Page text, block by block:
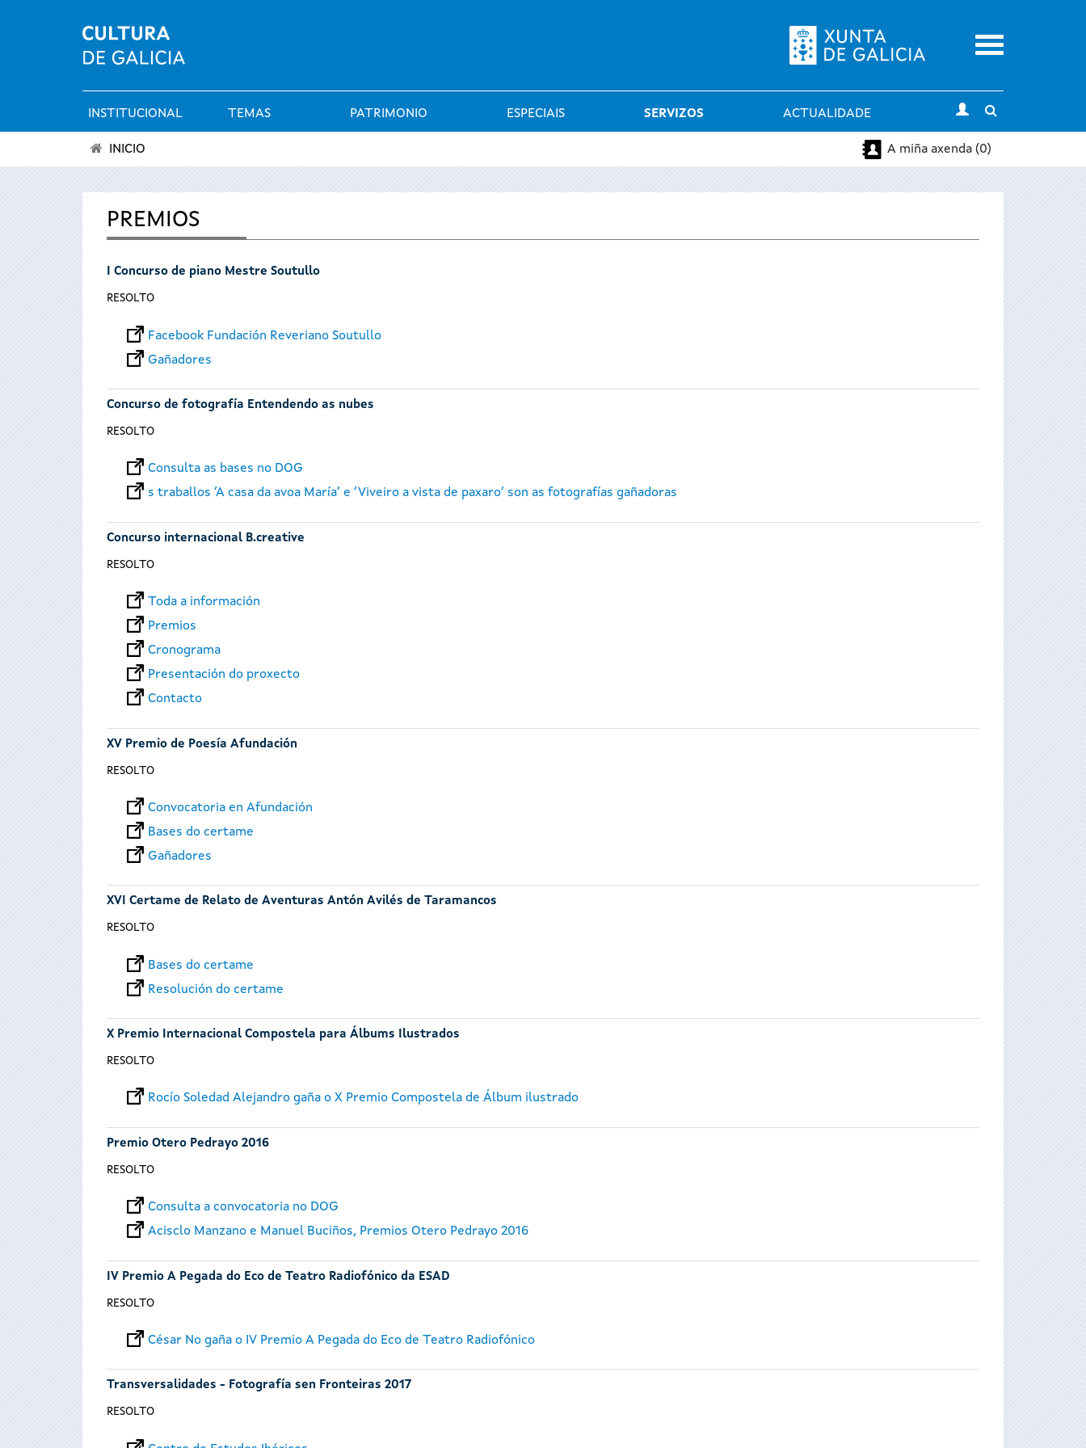
Menu
Menú
principal
INSTITUCIONAL TEMAS PATRIMONIO ESPECIAIS SERVIZOS ACTUALIDADE
search
está
INICIO A miña axenda (0)
PREMIOS
I Concurso de piano Mestre Soutullo
RESOLTO
Facebook Fundación Reveriano Soutullo
Gañadores
Concurso de fotografía Entendendo as nubes
RESOLTO
Consulta as bases no DOG
s traballos ‘A casa da avoa María’ e ‘Viveiro a vista de paxaro’ son as fotografías gañadoras
Concurso internacional B.creative
RESOLTO
Toda a información
Premios
Cronograma
Presentación do proxecto
Contacto
XV Premio de Poesía Afundación
RESOLTO
Convocatoria en Afundación
Bases do certame
Gañadores
XVI Certame de Relato de Aventuras Antón Avilés de Taramancos
RESOLTO
Bases do certame
Resolución do certame
X Premio Internacional Compostela para Álbums Ilustrados
RESOLTO
Rocío Soledad Alejandro gaña o X Premio Compostela de Álbum ilustrado
Premio Otero Pedrayo 2016
RESOLTO
Consulta a convocatoria no DOG
Acisclo Manzano e Manuel Buciños, Premios Otero Pedrayo 2016
IV Premio A Pegada do Eco de Teatro Radiofónico da ESAD
RESOLTO
César No gaña o IV Premio A Pegada do Eco de Teatro Radiofónico
Transversalidades - Fotografía sen Fronteiras 2017
RESOLTO